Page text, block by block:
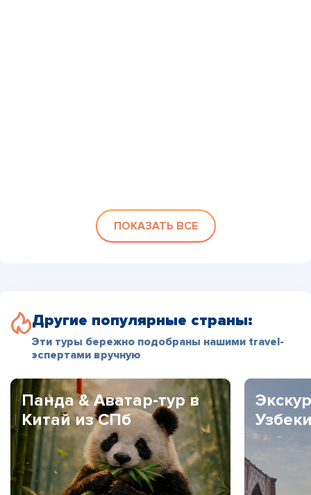
ПОКАЗАТЬ ВСЕ
Другие популярные страны:
Эти туры бережно подобраны нашими travel-
эспертами вручную
Панда & Аватар-тур в
Китай из СПб